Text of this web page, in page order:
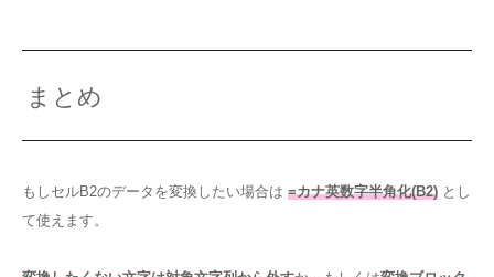
まとめ
もしセルB2のデータを変換したい場合は =カナ英数字半角化(B2) とし
て使えます。